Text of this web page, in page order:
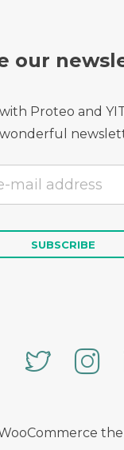
our
Proteo and